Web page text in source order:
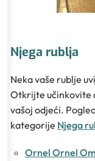
Njega rublja
Neka vaše rublje
Otkrijte učinkovite
vašoj odjeći.
kategorije Njega
Ornel Ornel